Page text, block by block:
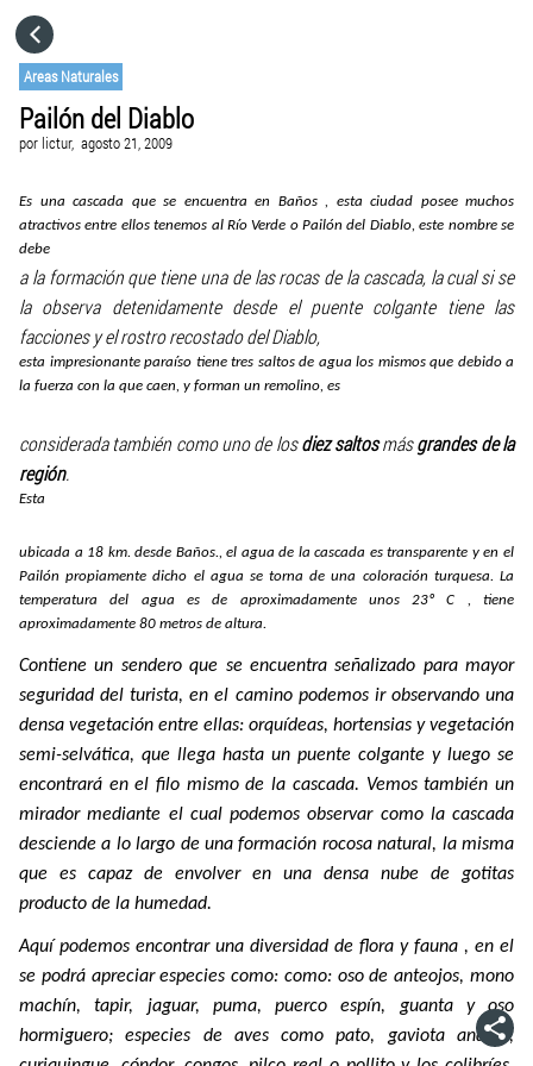
Areas Naturales
Pailón del Diablo
por lictur, agosto 21, 2009
Es una cascada que se encuentra en Baños , esta ciudad posee muchos
atractivos entre ellos tenemos al Río Verde o Pailón del Diablo, este nombre se
debe
a la formación que tiene una de las rocas de la cascada, la cual si se
la observa detenidamente desde el puente colgante tiene las
facciones y el rostro recostado del Diablo,
esta impresionante paraíso tiene tres saltos de agua los mismos que debido a
la fuerza con la que caen, y forman un remolino, es
considerada también como uno de losdiez saltosmásgrandes de la
región.
Esta
ubicada a 18 km. desde Baños., el agua de la cascada es transparente y en el
Pailón propiamente dicho el agua se torna de una coloración turquesa. La
temperatura del agua es de aproximadamente unos 23º C , tiene
aproximadamente 80 metros de altura.
Contiene un sendero que se encuentra señalizado para mayor
seguridad del turista, en el camino podemos ir observando una
densa vegetación entre ellas: orquídeas, hortensias y vegetación
semi-selvática, que llega hasta un puente colgante y luego se
encontrará en el filo mismo de la cascada. Vemos también un
mirador mediante el cual podemos observar como la cascada
desciende a lo largo de una formación rocosa natural, la misma
que es capaz de envolver en una densa nube de gotitas
producto de la humedad.
Aquí podemos encontrar una diversidad de flora y fauna , en el
se podrá apreciar especies como: como: oso de anteojos, mono
machín, tapir, jaguar, puma, puerco espín, guanta y oso
hormiguero; especies de aves como pato, gaviota andina,
IR A
VISITA EL SITIO WEB